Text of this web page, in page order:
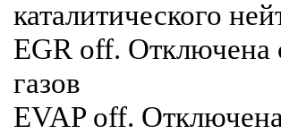
каталитического
EGR off. Отключена
газов
EVAP off.